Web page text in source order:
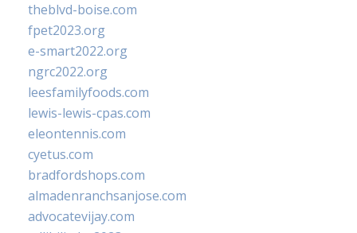
theblvd-boise.com
fpet2023.org
e-smart2022.org
ngrc2022.org
leesfamilyfoods.com
lewis-lewis-cpas.com
eleontennis.com
cyetus.com
bradfordshops.com
almadenranchsanjose.com
advocatevijay.com